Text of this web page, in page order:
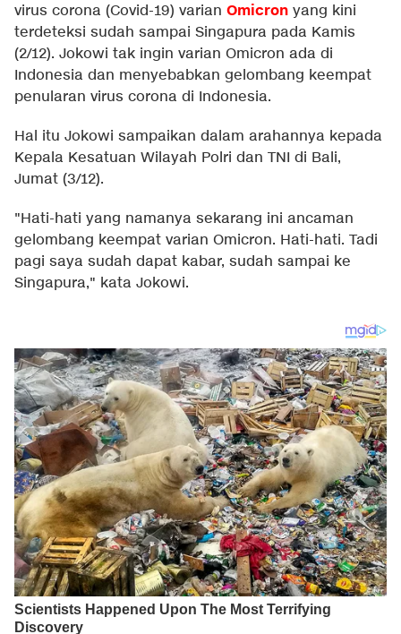
virus corona (Covid-19) varian Omicron yang kini
terdeteksi sudah sampai Singapura pada Kamis
(2/12). Jokowi tak ingin varian Omicron ada di
Indonesia dan menyebabkan gelombang keempat
penularan virus corona di Indonesia.
Hal itu Jokowi sampaikan dalam arahannya kepada
Kepala Kesatuan Wilayah Polri dan TNI di Bali,
Jumat (3/12).
"Hati-hati yang namanya sekarang ini ancaman
gelombang keempat varian Omicron. Hati-hati. Tadi
pagi saya sudah dapat kabar, sudah sampai ke
Singapura," kata Jokowi.